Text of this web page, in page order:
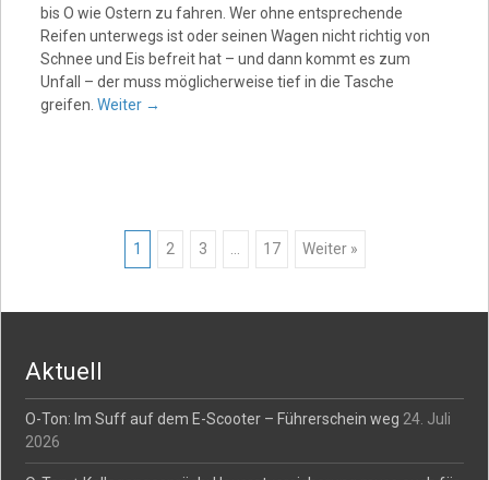
bis O wie Ostern zu fahren. Wer ohne entsprechende
Reifen unterwegs ist oder seinen Wagen nicht richtig von
Schnee und Eis befreit hat – und dann kommt es zum
Unfall – der muss möglicherweise tief in die Tasche
greifen. Weiter →
Posts
navigation
1 2 3 17 Weiter »
Aktuell
O-Ton: Im Suff auf dem E-Scooter – Führerschein weg 24. Juli
2026